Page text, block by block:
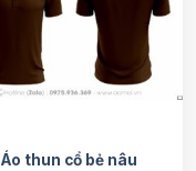
Áo thun cổ bẻ nâu